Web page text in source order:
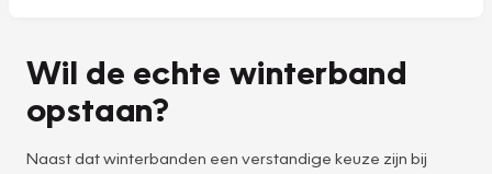
Wil de echte winterband
opstaan?
Naast dat winterbanden een verstandige keuze zijn bij